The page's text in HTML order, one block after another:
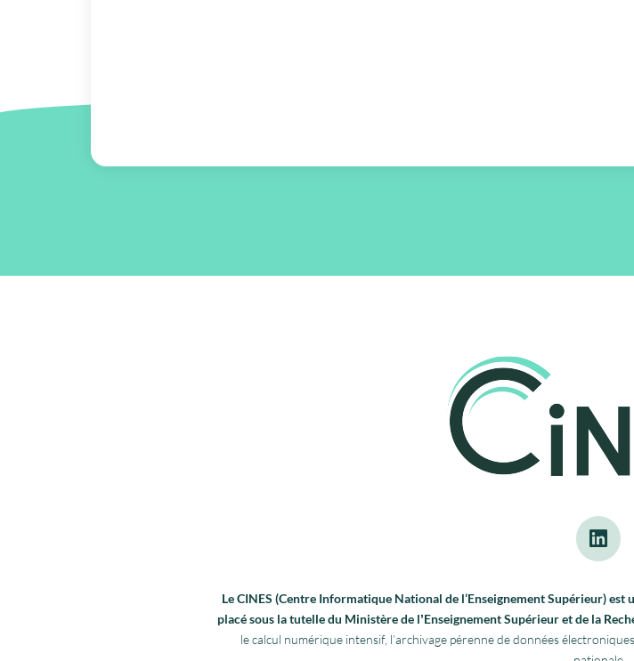
Le CINES (Centre Informatique National de l’Enseignement Supérieur)
placé sous la tutelle du Ministère de lʼEnseignement Supérieur et de la
le calcul numérique intensif, l’archivage pérenne de données